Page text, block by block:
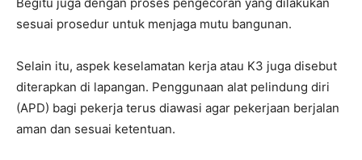
sesuai prosedur untuk menjaga mutu bangunan.
Selain itu, aspek keselamatan kerja atau K3 juga disebut
diterapkan di lapangan. Penggunaan alat pelindung diri
(APD) bagi pekerja terus diawasi agar pekerjaan berjalan
aman dan sesuai ketentuan.